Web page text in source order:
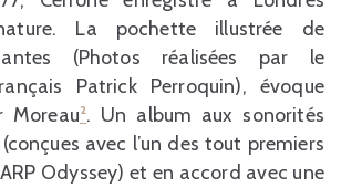
La pochette illustrée de
(Photos réalisées par le
Patrick Perroquin), évoque
Moreau². Un album aux sonorités
avec l’un des tout premiers
Odyssey) et en accord avec une